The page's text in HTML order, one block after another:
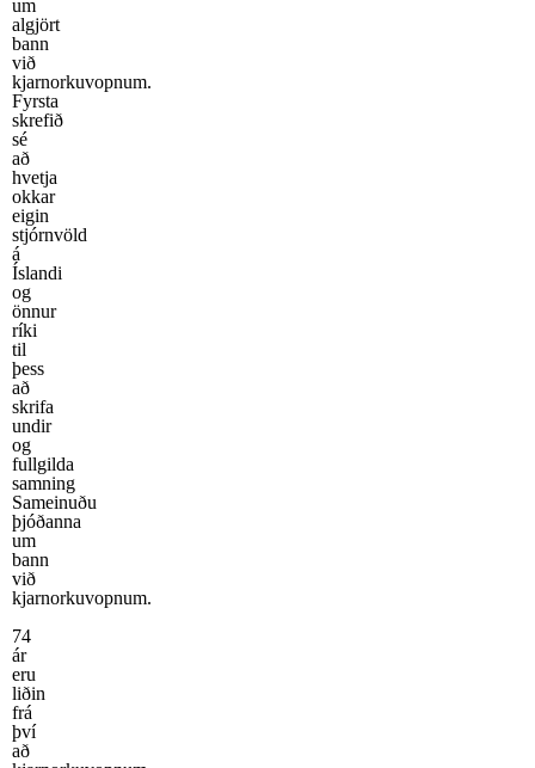
um
algjört
bann
við
kjarnorkuvopnum.
Fyrsta
skrefið
sé
að
hvetja
okkar
eigin
stjórnvöld
á
Íslandi
og
önnur
ríki
til
þess
að
skrifa
undir
og
fullgilda
samning
Sameinuðu
þjóðanna
um
bann
við
kjarnorkuvopnum.
74
ár
eru
liðin
frá
því
að